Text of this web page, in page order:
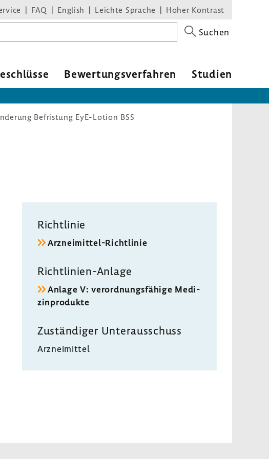
FAQ English Leichte Sprache Hoher Kontrast
Suchen
Bewer­tungs­ver­fahren Studien
Befristung EyE-Lotion BSS
Richt­linie
Arzneimittel-​Richtlinie
Richtlinien-​Anlage
Anlage V: verord­nungs­fä­hige Medi­
zin­pro­dukte
Zustän­diger Unter­aus­schuss
Arznei­mittel